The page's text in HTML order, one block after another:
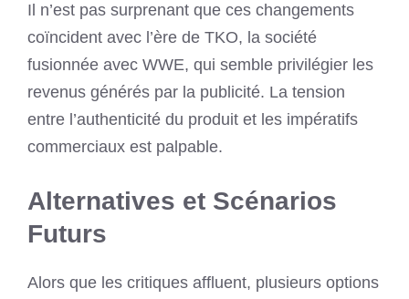
Il n’est pas surprenant que ces changements
coïncident avec l’ère de TKO, la société
fusionnée avec WWE, qui semble privilégier les
revenus générés par la publicité. La tension
entre l’authenticité du produit et les impératifs
commerciaux est palpable.
Alternatives et Scénarios
Futurs
Alors que les critiques affluent, plusieurs options